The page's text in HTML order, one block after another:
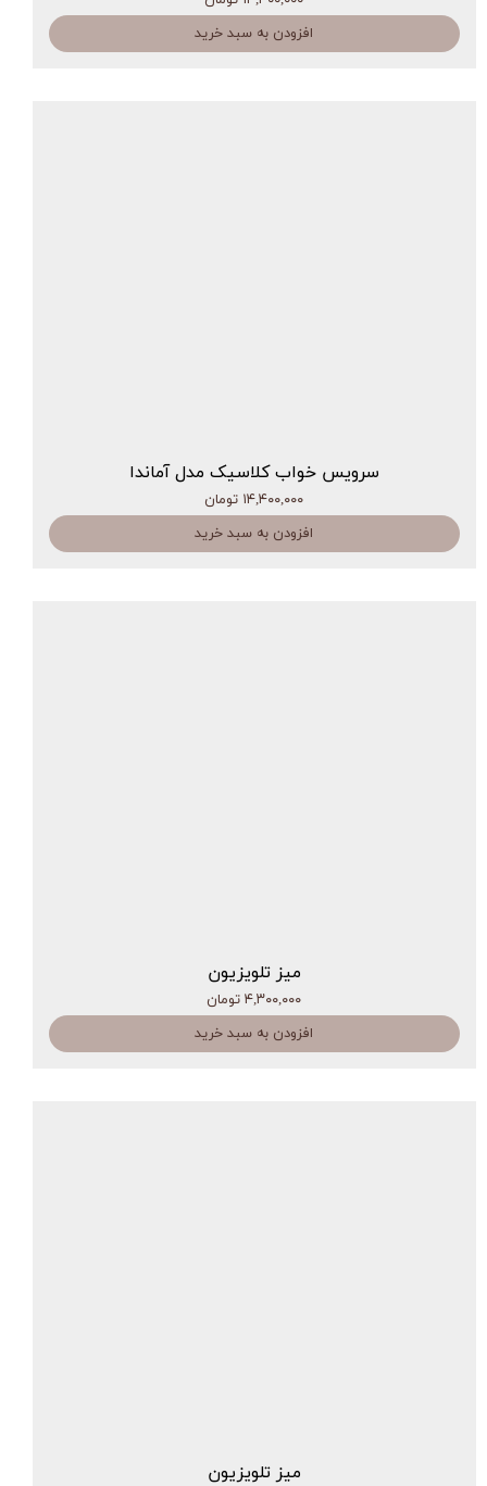
افزودن به سبد خرید
سرویس خواب کلاسیک مدل آماندا
۱۴,۴۰۰,۰۰۰ تومان
افزودن به سبد خرید
میز تلویزیون
۴,۳۰۰,۰۰۰ تومان
افزودن به سبد خرید
میز تلویزیون